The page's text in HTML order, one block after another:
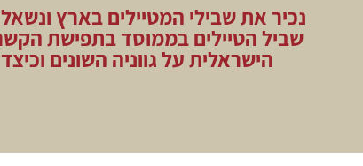
נכיר את שבילי המטיילים בארץ
שביל הטיילים בממוסד בתפישת
הישראלית על גווניה השונים